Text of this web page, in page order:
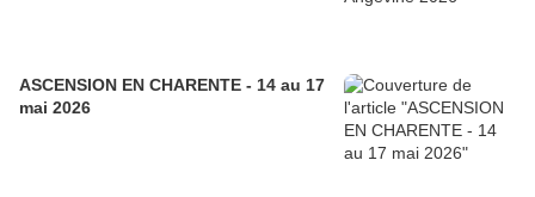
ASCENSION EN CHARENTE - 14 au 17
mai 2026